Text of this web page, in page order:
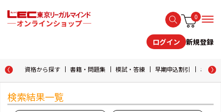
0
ログイン 新規登録
資格から探す 書籍・問題集 模試・答練 早期申込割引 おため
検索結果一覧